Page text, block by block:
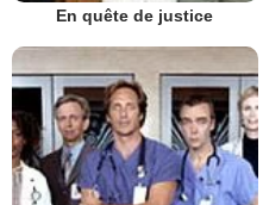
En quête de justice